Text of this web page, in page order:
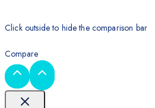
Click outside to hide the comparison bar
Compare